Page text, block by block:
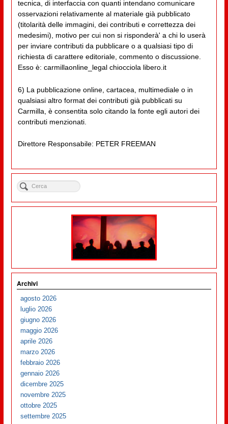
tecnica, di interfaccia con quanti intendano comunicare
osservazioni relativamente al materiale già pubblicato
(titolarità delle immagini, dei contributi e correttezza dei
medesimi), motivo per cui non si risponderà' a chi lo userà
per inviare contributi da pubblicare o a qualsiasi tipo di
richiesta di carattere editoriale, commento o discussione.
Esso è: carmillaonline_legal chiocciola libero.it
6) La pubblicazione online, cartacea, multimediale o in
qualsiasi altro format dei contributi già pubblicati su
Carmilla, è consentita solo citando la fonte egli autori dei
contributi menzionati.
Direttore Responsabile: PETER FREEMAN
Archivi
agosto 2026
luglio 2026
giugno 2026
maggio 2026
aprile 2026
marzo 2026
febbraio 2026
gennaio 2026
dicembre 2025
novembre 2025
ottobre 2025
settembre 2025